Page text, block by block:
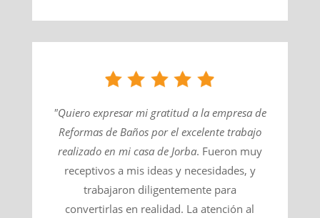
"Quiero expresar mi gratitud a la empresa de
Reformas de Baños por el excelente trabajo
realizado en mi casa de Jorba​. Fueron muy
receptivos a mis ideas y necesidades, y
trabajaron diligentemente para
convertirlas en realidad. La atención al